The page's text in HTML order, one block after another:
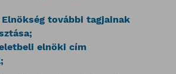
további tagjainak
elnöki cím